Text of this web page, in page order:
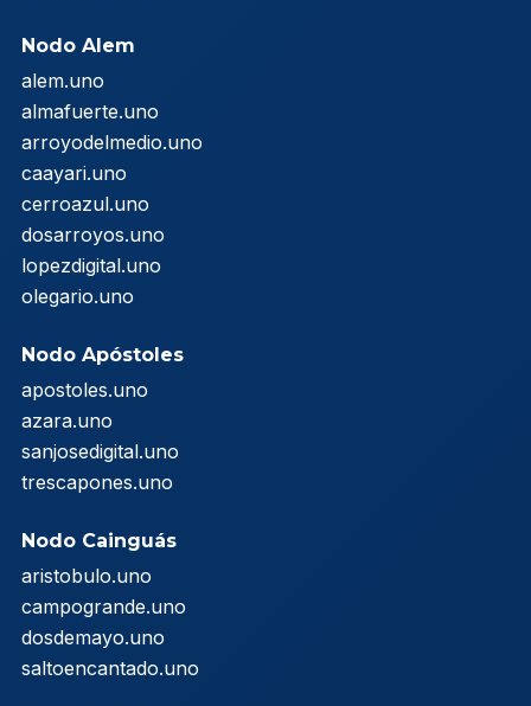
Nodo Alem
alem.uno
almafuerte.uno
arroyodelmedio.uno
caayari.uno
cerroazul.uno
dosarroyos.uno
lopezdigital.uno
olegario.uno
Nodo Apóstoles
apostoles.uno
azara.uno
sanjosedigital.uno
trescapones.uno
Nodo Cainguás
aristobulo.uno
campogrande.uno
dosdemayo.uno
saltoencantado.uno